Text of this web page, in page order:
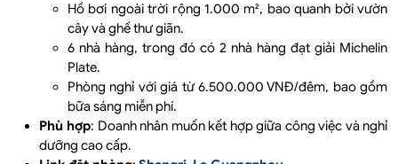
Hồ bơi ngoài trời rộng 1.000 m², bao quanh bởi vườn
cây và ghế thư giãn.
6 nhà hàng, trong đó có 2 nhà hàng đạt giải Michelin
Plate.
Phòng nghỉ với giá từ 6.500.000 VNĐ/đêm, bao gồm
bữa sáng miễn phí.
Phù hợp: Doanh nhân muốn kết hợp giữa công việc và nghỉ
dưỡng cao cấp.